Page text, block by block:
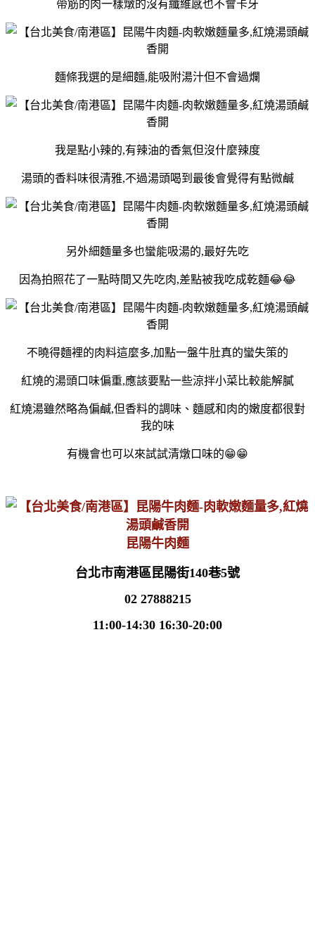
帶筋的肉一樣燉的沒有纖維感也不會卡牙
麵條我選的是細麵,能吸附湯汁但不會過爛
我是點小辣的,有辣油的香氣但沒什麼辣度
湯頭的香料味很清雅,不過湯頭喝到最後會覺得有點微鹹
另外細麵量多也蠻能吸湯的,最好先吃
因為拍照花了一點時間又先吃肉,差點被我吃成乾麵😂😂
不曉得麵裡的肉料這麼多,加點一盤牛肚真的蠻失策的
紅燒的湯頭口味偏重,應該要點一些涼拌小菜比較能解膩
紅燒湯雖然略為偏鹹,但香料的調味、麵感和肉的嫩度都很對
我的味
有機會也可以來試試清燉口味的😁😁
昆陽牛肉麵
台北市南港區昆陽街140巷5號
02 27888215
11:00-14:30 16:30-20:00